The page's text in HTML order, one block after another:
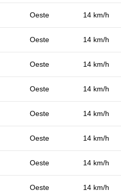
Oeste 14 km/h
Oeste 14 km/h
Oeste 14 km/h
Oeste 14 km/h
Oeste 14 km/h
Oeste 14 km/h
Oeste 14 km/h
Oeste 14 km/h